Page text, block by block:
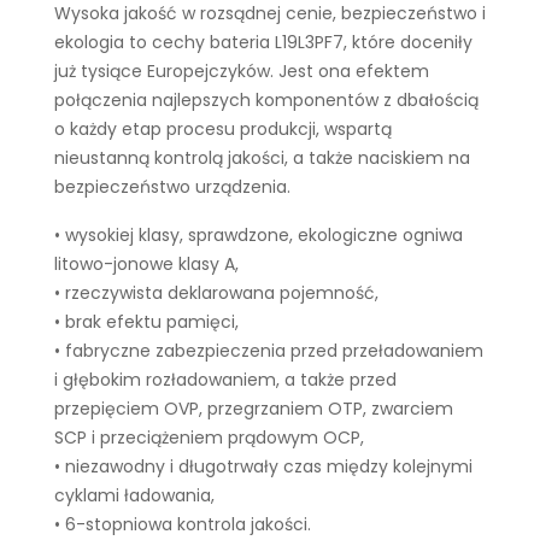
Wysoka jakość w rozsądnej cenie, bezpieczeństwo i
ekologia to cechy bateria L19L3PF7, które doceniły
już tysiące Europejczyków. Jest ona efektem
połączenia najlepszych komponentów z dbałością
o każdy etap procesu produkcji, wspartą
nieustanną kontrolą jakości, a także naciskiem na
bezpieczeństwo urządzenia.
• wysokiej klasy, sprawdzone, ekologiczne ogniwa
litowo-jonowe klasy A,
• rzeczywista deklarowana pojemność,
• brak efektu pamięci,
• fabryczne zabezpieczenia przed przeładowaniem
i głębokim rozładowaniem, a także przed
przepięciem OVP, przegrzaniem OTP, zwarciem
SCP i przeciążeniem prądowym OCP,
• niezawodny i długotrwały czas między kolejnymi
cyklami ładowania,
• 6-stopniowa kontrola jakości.